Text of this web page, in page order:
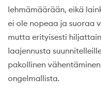
lehmämäärään, eikä
ei ole nopeaa ja suoraa
mutta erityisesti
laajennusta
pakollinen
ongelmallista.